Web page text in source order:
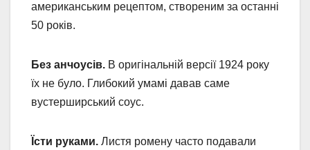
американським рецептом, створеним за останні
50 років.
Без анчоусів. В оригінальній версії 1924 року
їх не було. Глибокий умамі давав саме
вустерширський соус.
Їсти руками. Листя ромену часто подавали